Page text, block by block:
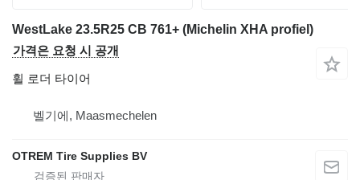
WestLake 23.5R25 CB 761+ (Michelin XHA profiel)
가격은 요청 시 공개
휠 로더 타이어
벨기에, Maasmechelen
OTREM Tire Supplies BV